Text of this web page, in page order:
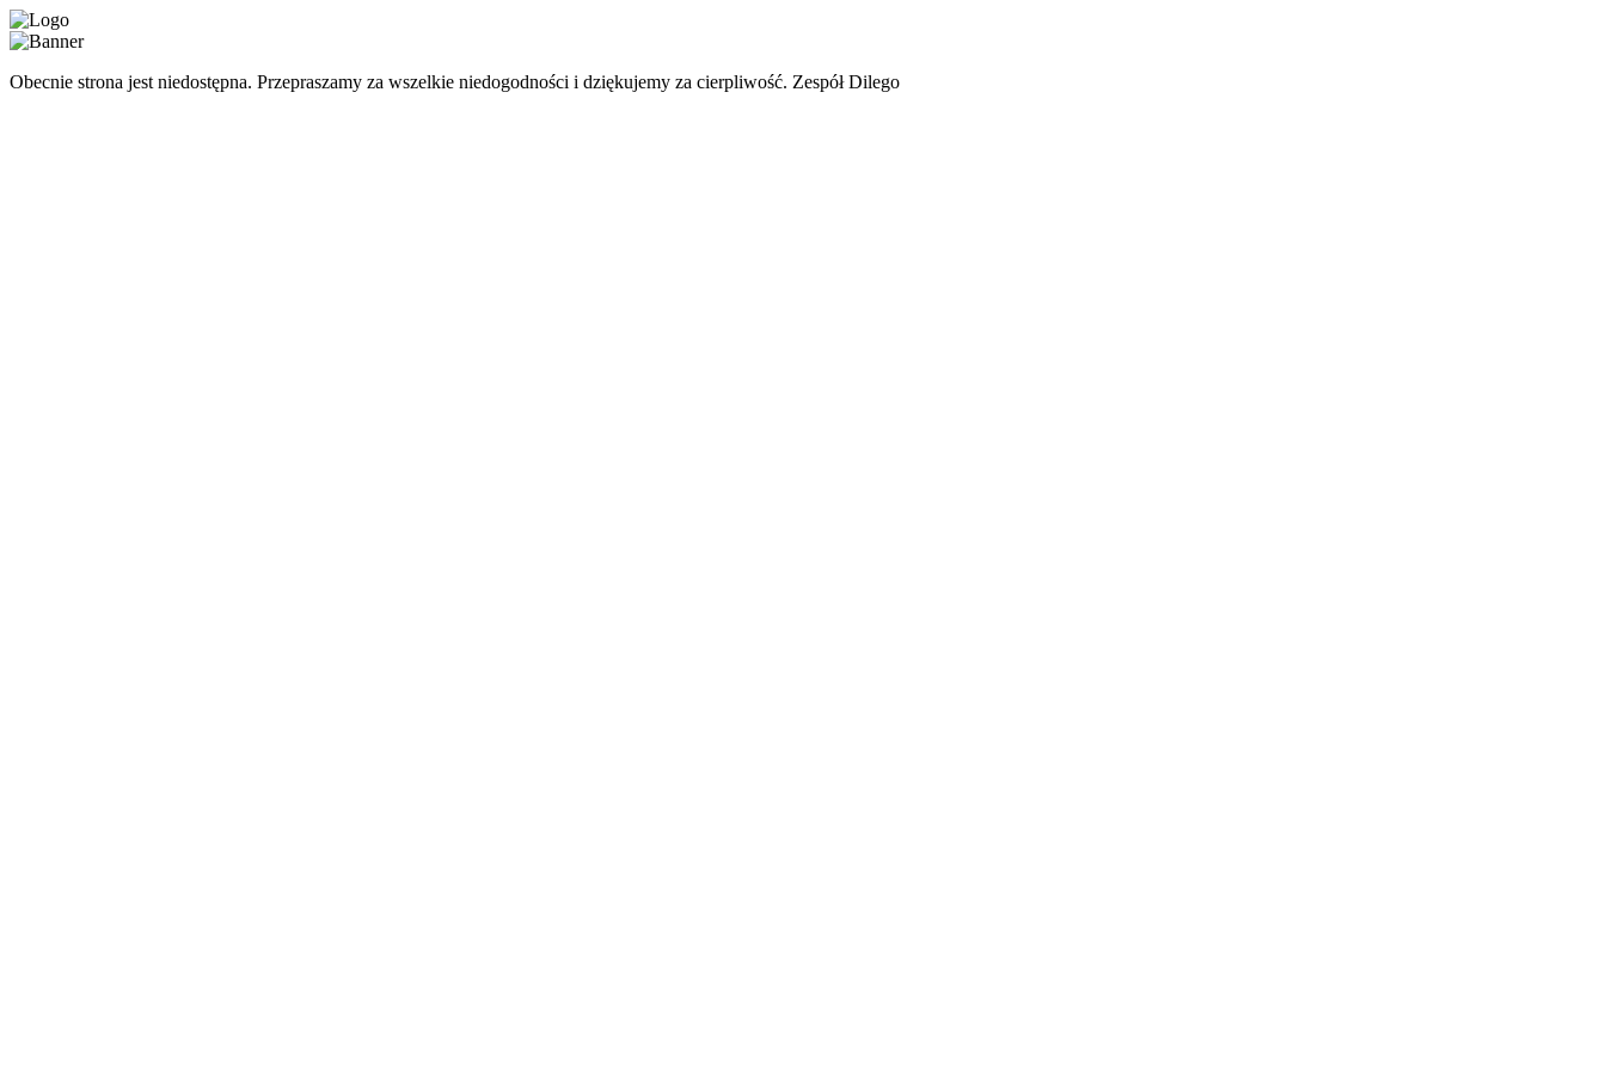
Obecnie strona jest niedostępna. Przepraszamy za wszelkie niedogodności i dziękujemy za cierpliwość. Zespół Dilego